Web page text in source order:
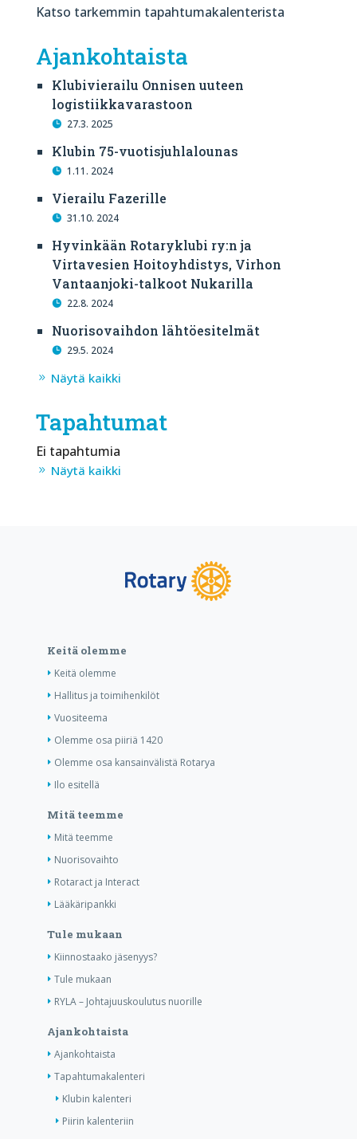
Katso tarkemmin tapahtumakalenterista
Ajankohtaista
Klubivierailu Onnisen uuteen
logistiikkavarastoon
27.3. 2025
Klubin 75-vuotisjuhlalounas
1.11. 2024
Vierailu Fazerille
31.10. 2024
Hyvinkään Rotaryklubi ry:n ja
Virtavesien Hoitoyhdistys, Virhon
Vantaanjoki-talkoot Nukarilla
22.8. 2024
Nuorisovaihdon lähtöesitelmät
29.5. 2024
Näytä kaikki
Tapahtumat
Ei tapahtumia
Näytä kaikki
Keitä olemme
Keitä olemme
Hallitus ja toimihenkilöt
Vuositeema
Olemme osa piiriä 1420
Olemme osa kansainvälistä Rotarya
Ilo esitellä
Mitä teemme
Mitä teemme
Nuorisovaihto
Rotaract ja Interact
Lääkäripankki
Tule mukaan
Kiinnostaako jäsenyys?
Tule mukaan
RYLA – Johtajuuskoulutus nuorille
Ajankohtaista
Ajankohtaista
Tapahtumakalenteri
Klubin kalenteri
Piirin kalenteriin